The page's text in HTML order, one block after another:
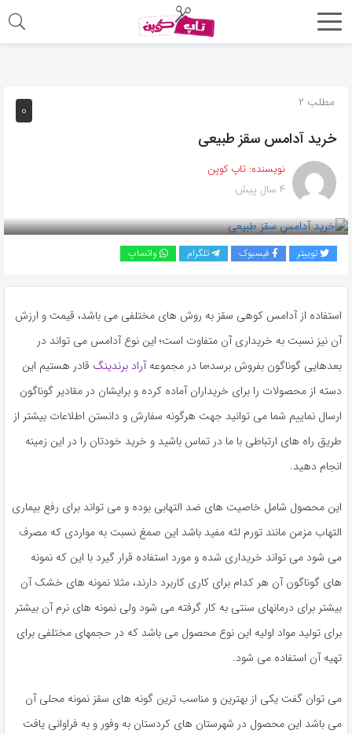
اشتراک
از
روش‌های
زیر
می‌توانید
این
صفحه
با
دوستان
خود
بگذارید.
لینک
۰ مطلب ۲
خرید آدامس سقز طبیعی
نویسنده: تاپ کوپن
۴ سال پیش
توییتر فیسبوک تلگرام واتساپ
استفاده از آدامس کوهی سقز به روش های مختلفی می باشد، قیمت و ارزش
آن نیز نسبت به خریداری آن متفاوت است؛ این نوع آدامس می تواند در
بعدهایی گوناگون بفروش برسد؛ما در مجموعهآراد برندینگ قادر هستیم این
دسته از محصولات را برای خریداران آماده کرده و برایشان در مقادیر گوناگون
ارسال نماییم شما می توانید جهت هرگونه سفارش و دانستن اطلاعات بیشتر از
طریق راه های ارتباطی با ما در تماس باشید و خرید خودتان را در این زمینه
انجام دهید.
این محصول شامل خاصیت های ضد التهابی بوده و می تواند برای رفع بیماری
التهاب مزمن مانند تورم لثه مفید باشد این صمغ نسبت به مواردی که مصرف
می شود می تواند خریداری شده و مورد استفاده قرار گیرد با این که نمونه
های گوناگون آن هر کدام برای کاری کاربرد دارند، مثلا نمونه های خشک آن
بیشتر برای درمانهای سنتی به کار گرفته می شود ولی نمونه های نرم آن بیشتر
برای تولید مواد اولیه این نوع محصول می باشد که در حجمهای مختلفی برای
تهیه آن استفاده می شود.
می توان گفت یکی از بهترین و مناسب ترین گونه های سقز نمونه محلی آن
می باشد این محصول در شهرستان های کردستان به وفور و به فراوانی یافت